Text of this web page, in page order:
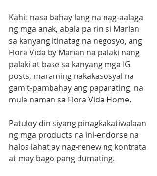
Kahit nasa bahay lang na nag-aalaga
ng mga anak, abala pa rin si Marian
sa kanyang itinatag na negosyo, ang
Flora Vida by Marian na palaki nang
palaki at base sa kanyang mga IG
posts, maraming nakakasosyal na
gamit-pambahay ang paparating, na
mula naman sa Flora Vida Home.
Patuloy din siyang pinagkakatiwalaan
ng mga products na ini-endorse na
halos lahat ay nag-renew ng kontrata
at may bago pang dumating.